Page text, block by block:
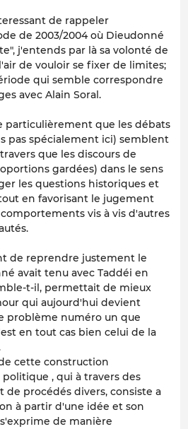
de rappeler
de 2003/2004 où Dieudonné
j'entends par là sa volonté de
de vouloir se fixer de limites;
qui semble correspondre
avec Alain Soral.
particulièrement que les débats
pas spécialement ici) semblent
que les discours de
gardées) dans le sens
les questions historiques et
en favorisant le jugement
vis à vis d'autres
de reprendre justement le
avait tenu avec Taddéi en
t-il, permettait de mieux
qui aujourd'hui devient
problème numéro un que
en tout cas bien celui de la
cette construction
, qui à travers des
de procédés divers, consiste a
à partir d'une idée et son
de manière